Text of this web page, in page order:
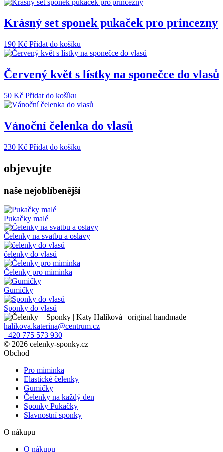
Krásný set sponek pukaček pro princezny
190 Kč Přidat do košíku
Červený květ s lístky na sponečce do vlasů
50 Kč Přidat do košíku
Vánoční čelenka do vlasů
230 Kč Přidat do košíku
objevujte
naše nejoblíbenější
Pukačky malé
Čelenky na svatbu a oslavy
čelenky do vlasů
Čelenky pro miminka
Gumičky
Sponky do vlasů
halikova.katerina@centrum.cz
+420 775 573 930
© 2026 celenky-sponky.cz
Obchod
Pro miminka
Elastické čelenky
Gumičky
Čelenky na každý den
Sponky Pukačky
Slavnostní sponky
O nákupu
O nákupu